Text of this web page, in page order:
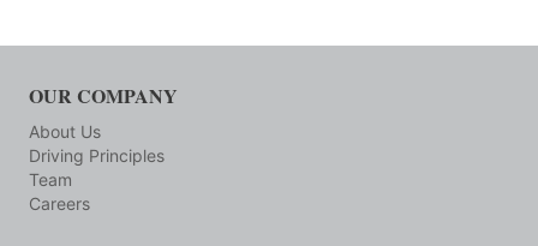
OUR COMPANY
About Us
Driving Principles
Team
Careers